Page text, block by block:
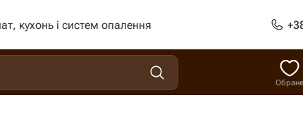
кухонь і систем опалення
Обране